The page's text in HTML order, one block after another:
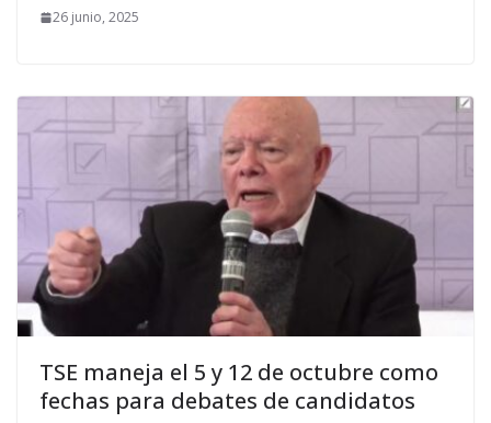
26 junio, 2025
TSE maneja el 5 y 12 de octubre como
fechas para debates de candidatos